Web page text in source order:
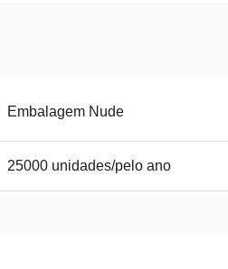
Embalagem Nude
25000 unidades/pelo ano